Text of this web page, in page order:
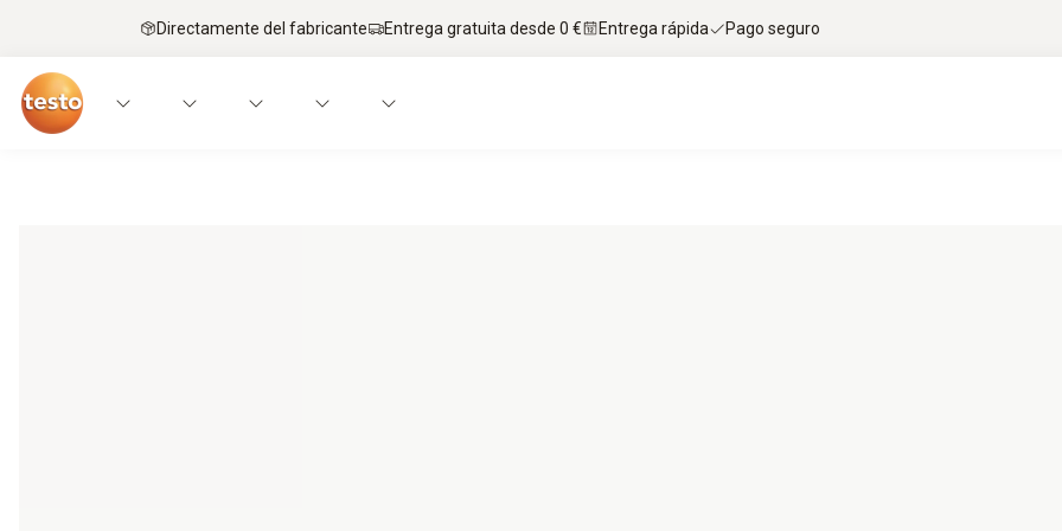
Directamente del fabricante Entrega gratuita desde 0 € Entrega rápida Pago seguro